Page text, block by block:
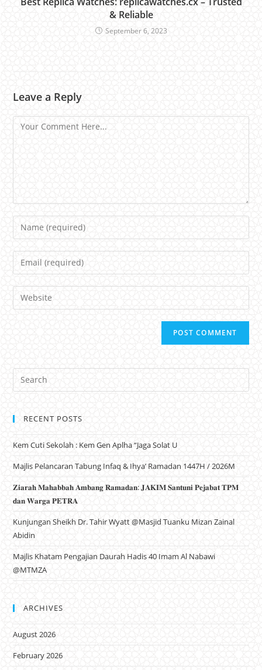
& Reliable
September 6, 2023
Leave a Reply
Comment
Name
Email
Website
RECENT POSTS
Kem Cuti Sekolah : Kem Gen Aplha “Jaga Solat U
Majlis Pelancaran Tabung Infaq & Ihya’ Ramadan 1447H / 2026M
𝐙𝐢𝐚𝐫𝐚𝐡 𝐌𝐚𝐡𝐚𝐛𝐛𝐚𝐡 𝐀𝐦𝐛𝐚𝐧𝐠 𝐑𝐚𝐦𝐚𝐝𝐚𝐧: 𝐉𝐀𝐊𝐈𝐌 𝐒𝐚𝐧𝐭𝐮𝐧𝐢 𝐏𝐞𝐣𝐚𝐛𝐚𝐭 𝐓𝐏𝐌
𝐝𝐚𝐧 𝐖𝐚𝐫𝐠𝐚 𝐏𝐄𝐓𝐑𝐀
Kunjungan Sheikh Dr. Tahir Wyatt @Masjid Tuanku Mizan Zainal
Abidin
Majlis Khatam Pengajian Daurah Hadis 40 Imam Al Nabawi
@MTMZA
ARCHIVES
August 2026
February 2026